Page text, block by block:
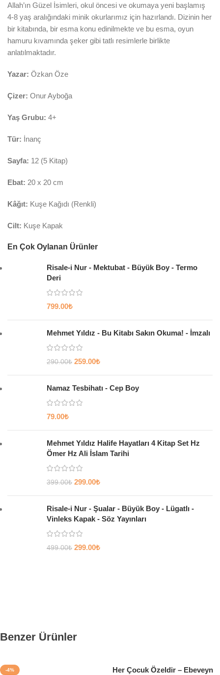
Allah’ın Güzel İsimleri, okul öncesi ve okumaya yeni başlamış
4-8 yaş aralığındaki minik okurlarımız için hazırlandı. Dizinin her
bir kitabında, bir esma konu edinilmekte ve bu esma, oyun
hamuru kıvamında şeker gibi tatlı resimlerle birlikte
anlatılmaktadır.
Yazar: Özkan Öze
Çizer: Onur Ayboğa
Yaş Grubu: 4+
Tür: İnanç
Sayfa: 12 (5 Kitap)
Ebat: 20 x 20 cm
Kâğıt: Kuşe Kağıdı (Renkli)
Cilt: Kuşe Kapak
En Çok Oylanan Ürünler
Risale-i Nur - Mektubat - Büyük Boy - Termo
Deri
799.00₺
Mehmet Yıldız - Bu Kitabı Sakın Okuma! - İmzalı
290.00₺ 259.00₺
Namaz Tesbihatı - Cep Boy
79.00₺
Mehmet Yıldız Halife Hayatları 4 Kitap Set Hz
Ömer Hz Ali İslam Tarihi
399.00₺ 299.00₺
Risale-i Nur - Şualar - Büyük Boy - Lügatlı -
Vinleks Kapak - Söz Yayınları
499.00₺ 299.00₺
Benzer Ürünler
-4%
Her Çocuk Özeldir – Ebeveyn